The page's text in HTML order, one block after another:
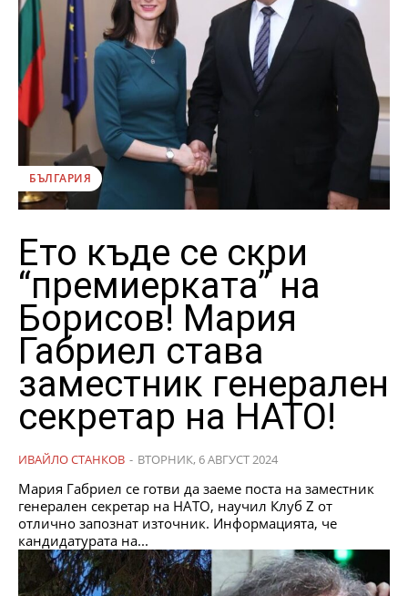
БЪЛГАРИЯ
Ето къде се скри
“премиерката” на
Борисов! Мария
Габриел става
заместник генерален
секретар на НАТО!
ИВАЙЛО СТАНКОВ - ВТОРНИК, 6 АВГУСТ 2024
Мария Габриел се готви да заеме поста на заместник
генерален секретар на НАТО, научил Клуб Z от
отлично запознат източник. Информацията, че
кандидатурата на...